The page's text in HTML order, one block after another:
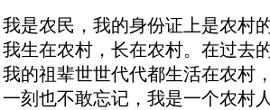
我是农民，我的身份证上是农村
我生在农村，长在农村。在过去
我的祖辈世世代代都生活在农村
一刻也不敢忘记，我是一个农村